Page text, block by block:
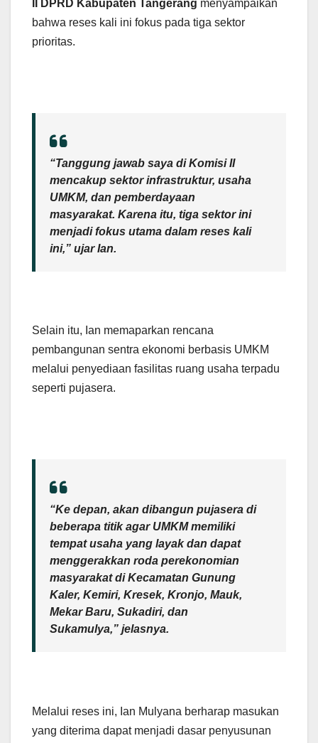
II DPRD Kabupaten Tangerang menyampaikan
bahwa reses kali ini fokus pada tiga sektor
prioritas.
“Tanggung jawab saya di Komisi II
mencakup sektor infrastruktur, usaha
UMKM, dan pemberdayaan
masyarakat. Karena itu, tiga sektor ini
menjadi fokus utama dalam reses kali
ini,” ujar Ian.
Selain itu, Ian memaparkan rencana
pembangunan sentra ekonomi berbasis UMKM
melalui penyediaan fasilitas ruang usaha terpadu
seperti pujasera.
“Ke depan, akan dibangun pujasera di
beberapa titik agar UMKM memiliki
tempat usaha yang layak dan dapat
menggerakkan roda perekonomian
masyarakat di Kecamatan Gunung
Kaler, Kemiri, Kresek, Kronjo, Mauk,
Mekar Baru, Sukadiri, dan
Sukamulya,” jelasnya.
Melalui reses ini, Ian Mulyana berharap masukan
yang diterima dapat menjadi dasar penyusunan